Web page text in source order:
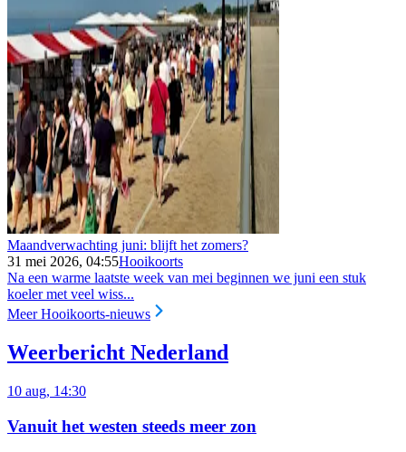
Maandverwachting juni: blijft het zomers?
31 mei 2026, 04:55Hooikoorts
Na een warme laatste week van mei beginnen we juni een stuk
koeler met veel wiss...
Meer Hooikoorts-nieuws
Weerbericht Nederland
10 aug, 14:30
Vanuit het westen steeds meer zon